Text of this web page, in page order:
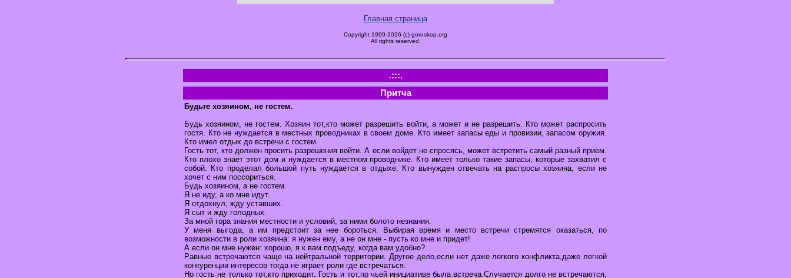
Главная страница
Copyright 1999-2026 (c) goroskop.org
All rights reserved.
.:::.
Притча
Будьте хозяином, не гостем.
Будь хозяином, не гостем. Хозяин тот,кто может разрешить войти, а может и не разрешить. Кто может распросить
гостя. Кто не нуждается в местных проводниках в своем доме. Кто имеет запасы еды и провизии, запасом оружия.
Кто имел отдых до встречи с гостем.
Гость тот, кто должен просить разрешения войти. А если войдет не спросясь, может встретить самый разный прием.
Кто плохо знает этот дом и нуждается в местном проводнике. Кто имеет только такие запасы, которые захватил с
собой. Кто проделал большой путь нуждается в отдыхе. Кто вынужден отвечать на распросы хозяина, если не
хочет с ним поссориться.
Будь хозяином, а не гостем.
Я не иду, а ко мне идут.
Я отдохнул, жду уставших.
Я сыт и жду голодных.
За мной гора знания местности и условий, за ними болото незнания.
У меня выгода, а им предстоит за нее бороться. Выбирая время и место встречи стремятся оказаться, по
возможности в роли хозяина: я нужен ему, а не он мне - пусть ко мне и придет!
А если он мне нужен: хорошо, я к вам подъеду, когда вам удобно?
Равные встречаются чаще на нейтральной территории. Другое дело,если нет даже легкого конфликта,даже легкой
конкуренции интересов тогда не играет роли где встречаться.
Но гость не только тот,кто приходит. Гость и тот,по чьей инициативе была встреча.Случается долго не встречаются,